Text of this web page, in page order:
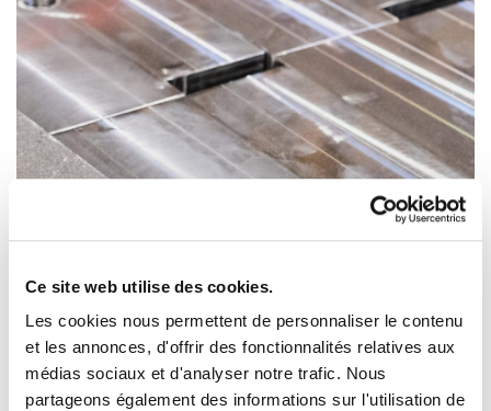
Ce site web utilise des cookies.
Les cookies nous permettent de personnaliser le contenu
et les annonces, d'offrir des fonctionnalités relatives aux
médias sociaux et d'analyser notre trafic. Nous
partageons également des informations sur l'utilisation de